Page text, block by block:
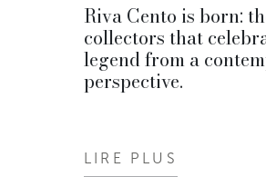
Riva Cento is born:
collectors that
legend from a
perspective.
LIRE PLUS